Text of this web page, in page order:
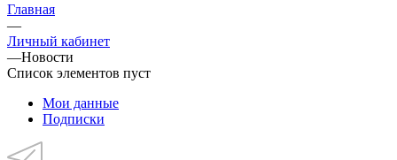
Главная
—
Личный кабинет
—Новости
Список элементов пуст
Мои данные
Подписки